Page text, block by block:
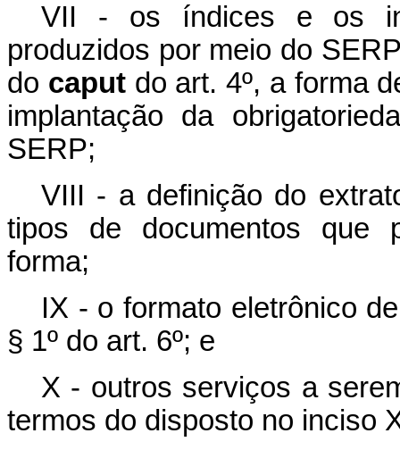
VII - os índices e os
produzidos por meio do
do caputdo art. 4º, a forma
implantação da
SERP;
VIII - a definição do
tipos de documentos que
forma;
IX - o formato eletrônico
§ 1º do art. 6º; e
X - outros serviços a
termos do disposto no inciso